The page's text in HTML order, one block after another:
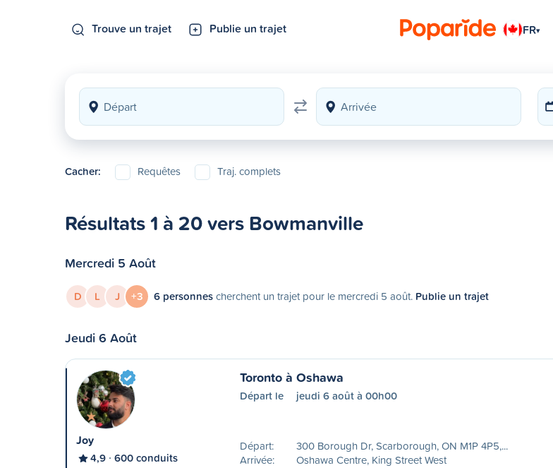
Trouve un trajet Publie un trajet FR▾
Cacher: Requêtes Traj. complets
Résultats 1 à 20 vers Bowmanville
Mercredi 5 Août
D L J +3 6 personnescherchent un trajet pour le mercredi 5 août. Publie un trajet
Jeudi 6 Août
Joy
4,9 600 conduits
Toronto à Oshawa
Départ le jeudi 6 août à 00h00
Départ:
300 Borough Dr, Scarborough, ON M1P 4P5,...
Arrivée:
Oshawa Centre, King Street West